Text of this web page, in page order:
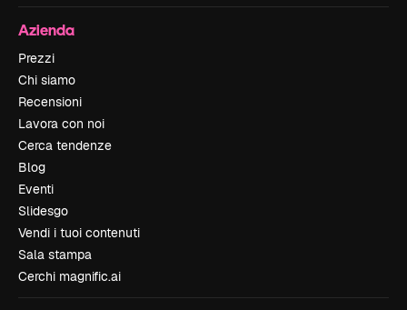
Azienda
Prezzi
Chi siamo
Recensioni
Lavora con noi
Cerca tendenze
Blog
Eventi
Slidesgo
Vendi i tuoi contenuti
Sala stampa
Cerchi magnific.ai